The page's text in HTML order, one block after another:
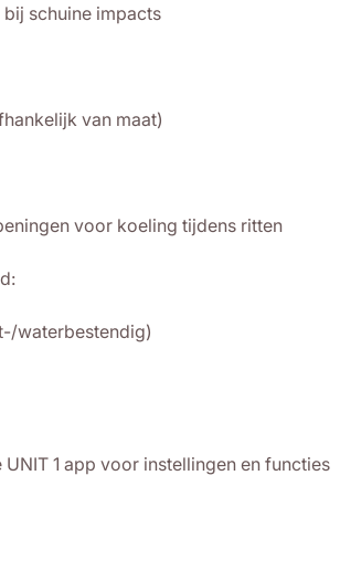
schuine impacts
van maat)
voor koeling tijdens ritten
waterbestendig)
1 app voor instellingen en functies